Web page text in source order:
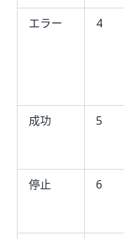
エラー
4
成功
5
停止
6